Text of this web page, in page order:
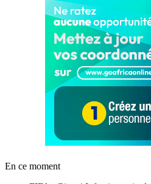
En ce moment